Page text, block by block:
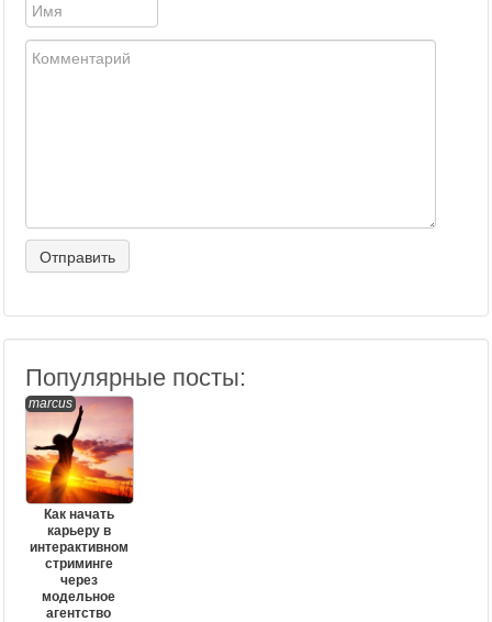
Популярные посты:
marcus
Как начать
карьеру в
интерактивном
стриминге
через
модельное
агентство